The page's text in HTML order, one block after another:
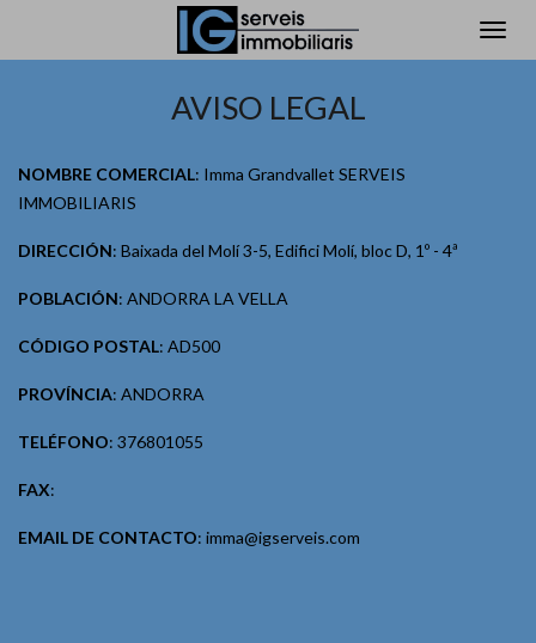
AVISO LEGAL
NOMBRE COMERCIAL: Imma Grandvallet SERVEIS
IMMOBILIARIS
DIRECCIÓN: Baixada del Molí 3-5, Edifici Molí, bloc D, 1º - 4ª
POBLACIÓN: ANDORRA LA VELLA
CÓDIGO POSTAL: AD500
PROVÍNCIA: ANDORRA
TELÉFONO: 376801055
FAX:
EMAIL DE CONTACTO: imma@igserveis.com